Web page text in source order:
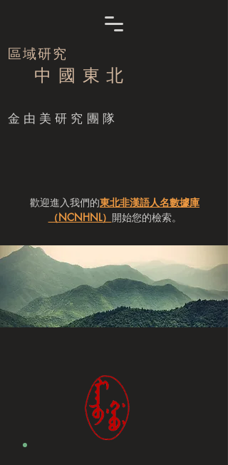
區域研究
中 國 東 北
​金由美研究團隊
歡迎進入我們的東北非漢語人名數據庫
（NCNHNL） 開始您的檢索。